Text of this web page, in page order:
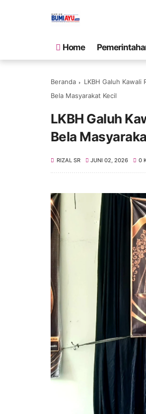
Home
Beranda LKBH Galuh Kawali
Bela Masyarakat Kecil
LKBH Galuh
Bela
RIZAL SR JUNI 02, 2026 0